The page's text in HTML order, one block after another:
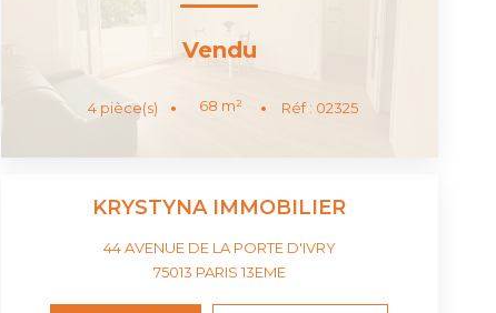
Vendu
4 pièce(s) 68 m² Réf : 02325
KRYSTYNA IMMOBILIER
44 AVENUE DE LA PORTE D'IVRY
75013 PARIS 13EME